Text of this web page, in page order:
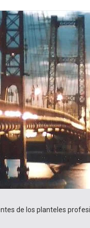
de los planteles